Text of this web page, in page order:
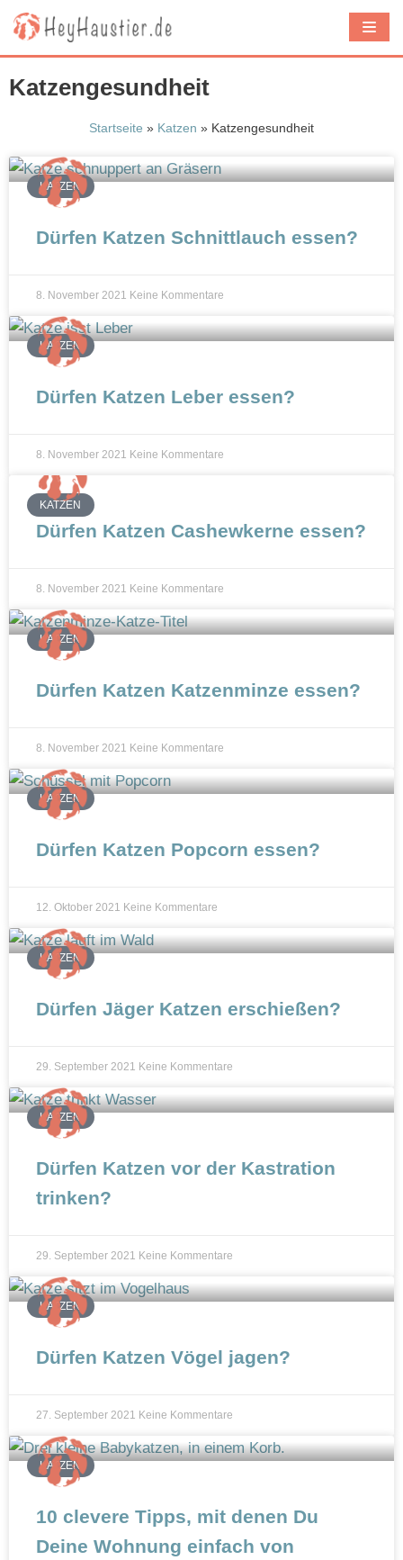
Z
u
I
a
i
Katzengesundheit
Startseite » Katzen » Katzengesundheit
KATZEN
Dürfen Katzen Schnittlauch essen?
8. November 2021 Keine Kommentare
KATZEN
Dürfen Katzen Leber essen?
8. November 2021 Keine Kommentare
KATZEN
Dürfen Katzen Cashewkerne essen?
8. November 2021 Keine Kommentare
KATZEN
Dürfen Katzen Katzenminze essen?
8. November 2021 Keine Kommentare
KATZEN
Dürfen Katzen Popcorn essen?
12. Oktober 2021 Keine Kommentare
KATZEN
Dürfen Jäger Katzen erschießen?
29. September 2021 Keine Kommentare
KATZEN
Dürfen Katzen vor der Kastration
trinken?
29. September 2021 Keine Kommentare
KATZEN
Dürfen Katzen Vögel jagen?
27. September 2021 Keine Kommentare
KATZEN
10 clevere Tipps, mit denen Du
Deine Wohnung einfach von